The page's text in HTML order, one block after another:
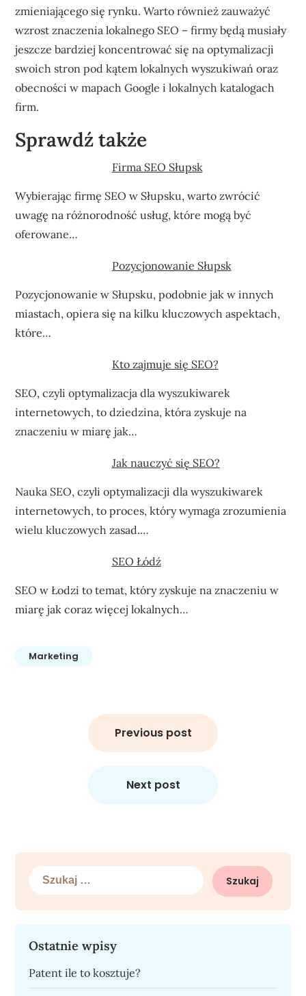
zmieniającego się rynku. Warto również zauważyć
wzrost znaczenia lokalnego SEO – firmy będą musiały
jeszcze bardziej koncentrować się na optymalizacji
swoich stron pod kątem lokalnych wyszukiwań oraz
obecności w mapach Google i lokalnych katalogach
firm.
Sprawdź także
Firma SEO Słupsk
Wybierając firmę SEO w Słupsku, warto zwrócić
uwagę na różnorodność usług, które mogą być
oferowane…
Pozycjonowanie Słupsk
Pozycjonowanie w Słupsku, podobnie jak w innych
miastach, opiera się na kilku kluczowych aspektach,
które…
Kto zajmuje się SEO?
SEO, czyli optymalizacja dla wyszukiwarek
internetowych, to dziedzina, która zyskuje na
znaczeniu w miarę jak…
Jak nauczyć się SEO?
Nauka SEO, czyli optymalizacji dla wyszukiwarek
internetowych, to proces, który wymaga zrozumienia
wielu kluczowych zasad.…
SEO Łódź
SEO w Łodzi to temat, który zyskuje na znaczeniu w
miarę jak coraz więcej lokalnych…
Marketing
Previous post
Next post
Szukaj:
Ostatnie wpisy
Patent ile to kosztuje?